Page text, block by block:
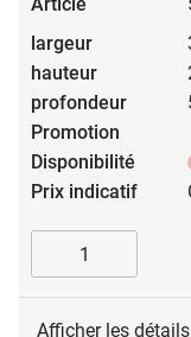
Afficher les détails